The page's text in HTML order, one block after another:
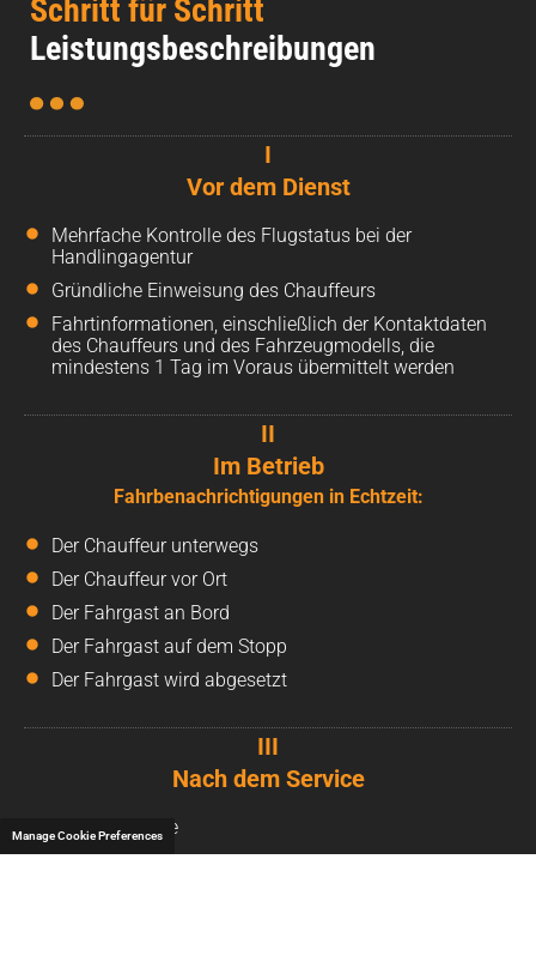
Schritt für Schritt
Leistungsbeschreibungen
I
Vor dem Dienst
Mehrfache Kontrolle des Flugstatus bei der
Handlingagentur
Gründliche Einweisung des Chauffeurs
Fahrtinformationen, einschließlich der Kontaktdaten
des Chauffeurs und des Fahrzeugmodells, die
mindestens 1 Tag im Voraus übermittelt werden
II
Im Betrieb
Fahrbenachrichtigungen in Echtzeit:
Der Chauffeur unterwegs
Der Chauffeur vor Ort
Der Fahrgast an Bord
Der Fahrgast auf dem Stopp
Der Fahrgast wird abgesetzt
III
Nach dem Service
Serviceberichte
Abrechnung
Manage Cookie Preferences